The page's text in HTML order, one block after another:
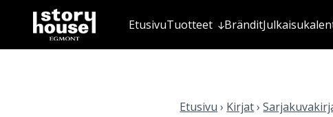
EtusivuTuotteet Brändit
Etusivu › Kirjat›